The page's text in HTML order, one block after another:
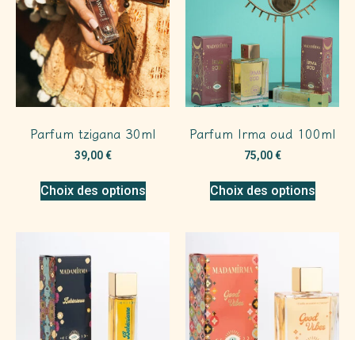
Parfum tzigana 30ml
39,00€
Choix des options
Parfum Irma oud 100ml
75,00€
Choix des options